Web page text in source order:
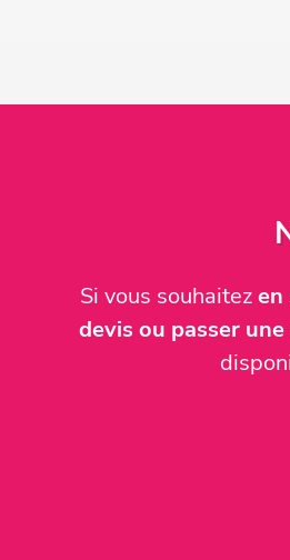
Si vous souhaitezen
devis ou passer